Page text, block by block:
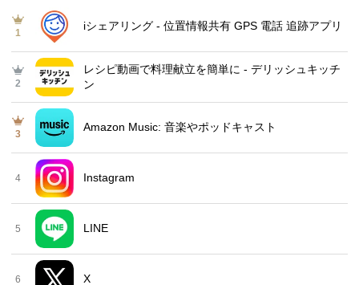
1
iシェアリング - 位置情報共有 GPS 電話 追跡アプリ
2
レシピ動画で料理献立を簡単‪に - デリッシュキッチ
ン
3
Amazon Music: 音楽やポッドキャスト
4 Instagram
5 LINE
6 X